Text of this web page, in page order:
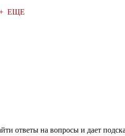
ЕЩЕ
ответы на вопросы и дает